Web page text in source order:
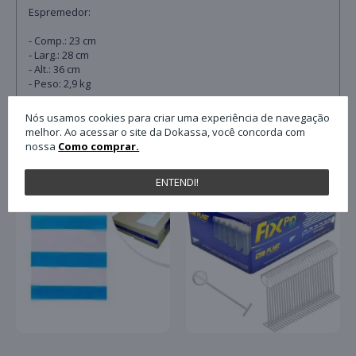
Espremedor:
- Comp.: 23 cm
- Larg.: 28 cm
- Alt.: 36 cm
- Peso: 2,9 kg
QUEM COMPROU ESTE PRODUTO,
Nós usamos cookies para criar uma experiência de navegação
melhor. Ao acessar o site da Dokassa, você concorda com
nossa Como comprar.
ENTENDI!